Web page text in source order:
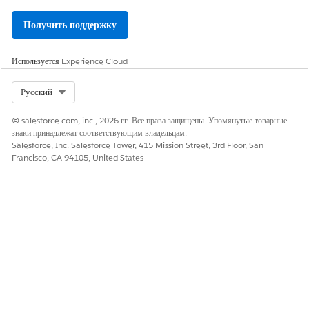
Получить поддержку
Используется Experience Cloud
Русский
© salesforce.com, inc., 2026 гг. Все права защищены. Упомянутые товарные
знаки принадлежат соответствующим владельцам.
Salesforce, Inc. Salesforce Tower, 415 Mission Street, 3rd Floor, San
Francisco, CA 94105, United States